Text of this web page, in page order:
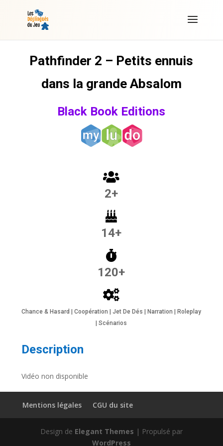
Pathfinder 2 – Petits ennuis
dans la grande Absalom
Black Book Editions
2+
14+
120+
Chance & Hasard | Coopération | Jet De Dés | Narration | Roleplay
| Scénarios
Description
Vidéo non disponible
Mentions légales CGU du site
Design de Elegant Themes | Propulsé par
WordPress